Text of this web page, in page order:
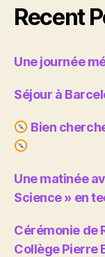
Recent
Une journée
Séjour à
Bien
Une matinée
Science » en
Cérémonie de
Collège Pierre